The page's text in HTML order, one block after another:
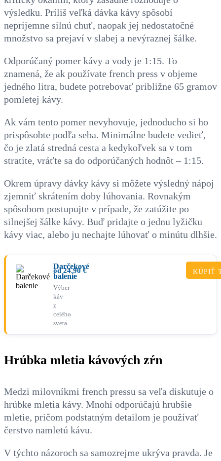
výsledku. Príliš veľká dávka kávy spôsobí
nepríjemne silnú chuť, naopak jej nedostatočné
množstvo sa prejaví v slabej a nevýraznej šálke.
Odporúčaný pomer kávy a vody je 1:15. To
znamená, že ak používate french press v objeme
jedného litra, budete potrebovať približne 65 gramov
pomletej kávy.
Ak vám tento pomer nevyhovuje, jednoducho si ho
prispôsobte podľa seba. Minimálne budete vedieť,
čo je zlatá stredná cesta a kedykoľvek sa v tom
stratíte, vráťte sa do odporúčaných hodnôt – 1:15.
Okrem úpravy dávky kávy si môžete výsledný nápoj
zjemniť skrátením doby lúhovania. Rovnakým
spôsobom postupujte v prípade, že zatúžite po
silnejšej šálke kávy. Buď pridajte o jednu lyžičku
kávy viac, alebo ju nechajte lúhovať o minútu dlhšie.
Darčekové
balenie
Výber
káv
z
celého
sveta
od24.90€ KÚPIŤ
Hrúbka mletia kávových zŕn
Medzi milovníkmi french pressu sa veľa diskutuje o
hrúbke mletia kávy. Mnohí odporúčajú hrubšie
mletie, pričom podstatným detailom je používať
čerstvo namletú kávu.
V týchto názoroch sa samozrejme ukrýva pravda. Je